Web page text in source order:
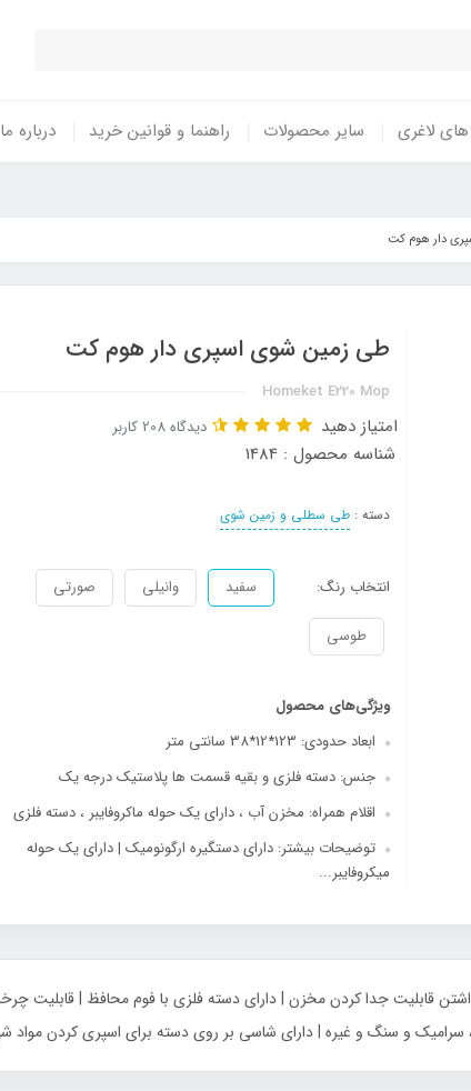
لاغری سایر محصولات راهنما و قوانین خرید درباره ما
دار هوم کت
طی زمین شوی اسپری دار هوم کت
Homeket E220 Mop
امتیاز دهید دیدگاه 208 کاربر
شناسه محصول : 1484
دسته : طی سطلی و زمین شوی
انتخاب رنگ: سفید وانیلی صورتی
طوسی
ویژگی‌های محصول
ابعاد حدودی: 123*12*38 سانتی متر
جنس: دسته فلزی و بقیه قسمت ها پلاستیک درجه یک
اقلام همراه: مخزن آب ، دارای یک حوله ماکروفایبر ، دسته فلزی
توضیحات بیشتر: دارای دستگیره ارگونومیک | دارای یک حوله
میکروفایبر...